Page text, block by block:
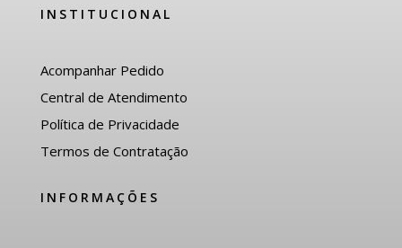
INSTITUCIONAL
Acompanhar Pedido
Central de Atendimento
Política de Privacidade
Termos de Contratação
INFORMAÇÕES